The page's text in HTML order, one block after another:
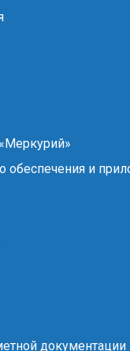
обеспечения и
документации